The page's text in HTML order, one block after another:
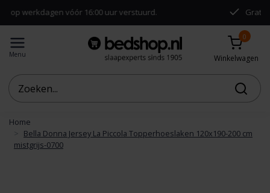
vóór 16:00 uur verstuurd. Gratis verzending
Menu
0
Winkelwagen
Home
Bella Donna Jersey La Piccola Topperhoeslaken 120x190-200 cm
mistgrijs-0700